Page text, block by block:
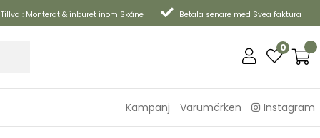
Tillval: Monterat & inburet inom Skåne Betala senare med Svea faktura
0
Kampanj Varumärken Instagram